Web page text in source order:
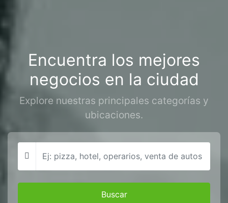
Encuentra los mejores
negocios en la ciudad
Explore nuestras principales categorías y
ubicaciones.